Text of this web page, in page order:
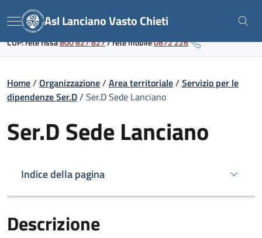
to
content
Link al portale sanitario regionale
Menu Asl Lanciano Vasto Chieti
CUP: rete fissa800 827 827/rete mobile0872 226
Home/ Organizzazione/ Area territoriale/ Servizio per le
dipendenze Ser.D/ Ser.D Sede Lanciano
Ser.D Sede Lanciano
Indice della pagina
Descrizione